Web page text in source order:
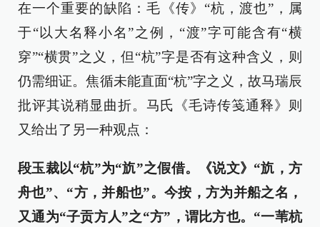
在一个重要的缺陷：毛《传》“杭，渡也”，属
于“以大名释小名”之例，“渡”字可能含有“横
穿”“横贯”之义，但“杭”字是否有这种含义，则
仍需细证。焦循未能直面“杭”字之义，故马瑞辰
批评其说稍显曲折。马氏《毛诗传笺通释》则
又给出了另一种观点：
段玉裁以“杭”为“斻”之假借。《说文》“斻，方
舟也”、“方，并船也”。今按，方为并船之名，
又通为“子贡方人”之“方”，谓比方也。“一苇杭